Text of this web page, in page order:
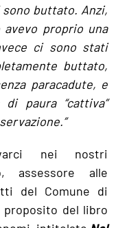
buttato. Anzi,
proprio una
ci sono stati
buttato,
paracadute, e
paura “cattiva”
nei nostri
assessore alle
del Comune di
proposito del libro